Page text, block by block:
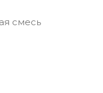
смесь